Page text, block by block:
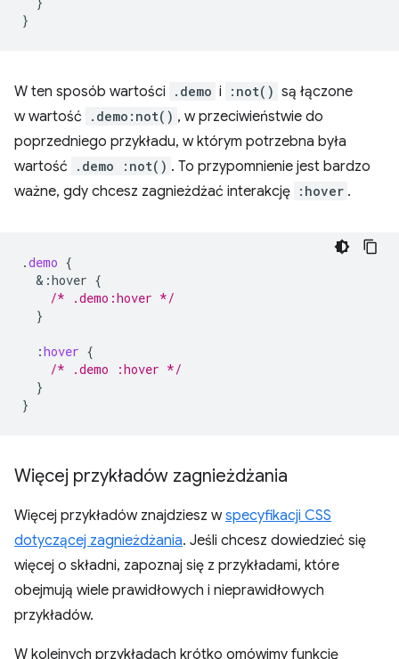
}
W ten sposób wartości .demo i :not() są łączone
w wartość
.demo:not() , w przeciwieństwie do
poprzedniego przykładu, w którym potrzebna była
wartość
.demo :not() . To przypomnienie jest bardzo
ważne, gdy chcesz zagnieżdżać interakcję :hover .
.demo {
& :hover {
/* .demo:hover */
}
:hover {
/* .demo :hover */
}
}
Więcej przykładów zagnieżdżania
Więcej przykładów znajdziesz wspecyfikacji CSS
dotyczącej zagnieżdżania. Jeśli chcesz dowiedzieć się
więcej o składni, zapoznaj się z przykładami, które
obejmują wiele prawidłowych i nieprawidłowych
przykładów.
W kolejnych przykładach krótko omówimy funkcję